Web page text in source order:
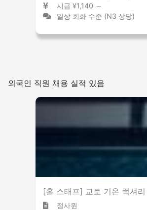
시급 ¥1,140 ～
일상 회화 수준 (N3 상당)
외국인 직원 채용 실적 있음
[홀 스태프] 교토 기온 럭셔
정사원